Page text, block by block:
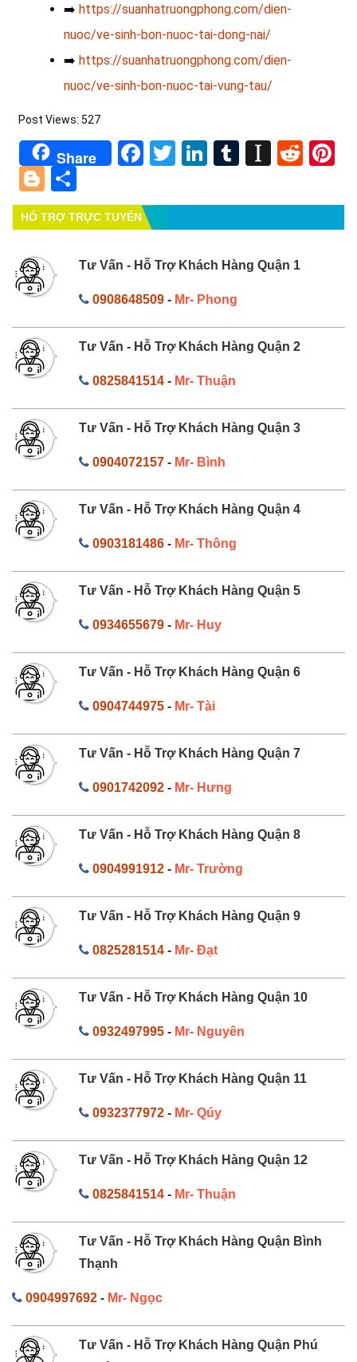
➡️ https://suanhatruongphong.com/dien-
nuoc/ve-sinh-bon-nuoc-tai-dong-nai/
➡️ https://suanhatruongphong.com/dien-
nuoc/ve-sinh-bon-nuoc-tai-vung-tau/
Post Views: 527
Share Facebook
TwitterLinkedIn
Tumblr
Blogger
HỔ TRỢ TRỰC TUYẾN
Tư Vấn - Hỗ Trợ Khách Hàng Quận 1
0908648509- Mr- Phong
Tư Vấn - Hỗ Trợ Khách Hàng Quận 2
0825841514- Mr- Thuận
Tư Vấn - Hỗ Trợ Khách Hàng Quận 3
0904072157- Mr- Bình
Tư Vấn - Hỗ Trợ Khách Hàng Quận 4
0903181486- Mr- Thông
Tư Vấn - Hỗ Trợ Khách Hàng Quận 5
0934655679- Mr- Huy
Tư Vấn - Hỗ Trợ Khách Hàng Quận 6
0904744975- Mr- Tài
Tư Vấn - Hỗ Trợ Khách Hàng Quận 7
0901742092- Mr- Hưng
Tư Vấn - Hỗ Trợ Khách Hàng Quận 8
0904991912- Mr- Trường
Tư Vấn - Hỗ Trợ Khách Hàng Quận 9
0825281514- Mr- Đạt
Tư Vấn - Hỗ Trợ Khách Hàng Quận 10
0932497995- Mr- Nguyên
Tư Vấn - Hỗ Trợ Khách Hàng Quận 11
0932377972- Mr- Qúy
Tư Vấn - Hỗ Trợ Khách Hàng Quận 12
0825841514- Mr- Thuận
Tư Vấn - Hỗ Trợ Khách Hàng Quận Bình
Thạnh
0904997692 - Mr- Ngọc
Tư Vấn - Hỗ Trợ Khách Hàng Quận Phú